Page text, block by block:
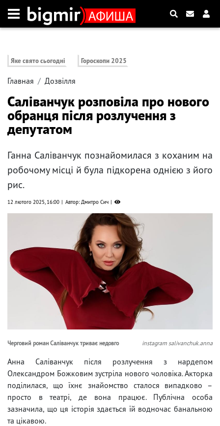
Яке свято сьогодні Гороскопи 2025
Главная Дозвілля
Саліванчук розповіла про нового
обранця після розлучення з
депутатом
Ганна Саліванчук познайомилася з коханим на
робочому місці й була підкорена однією з його
рис.
12 лютого 2025, 16:00 Автор: Дмитро Сич
Черговий роман Саліванчук триває недовго instagram salivanchuk.anna
Анна Саліванчук після розлучення з нардепом
Олександром Божковим зустріла нового чоловіка. Акторка
поділилася, що їхнє знайомство сталося випадково –
просто в театрі, де вона працює. Публічна особа
зазначила, що ця історія здається їй водночас банальною
та цікавою.